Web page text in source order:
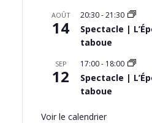
AOÛT
14
20:30-21:30
Spectacle |
taboue
SEP
12
17:00- 18:00
Spectacle |
taboue
Voir le calendrier